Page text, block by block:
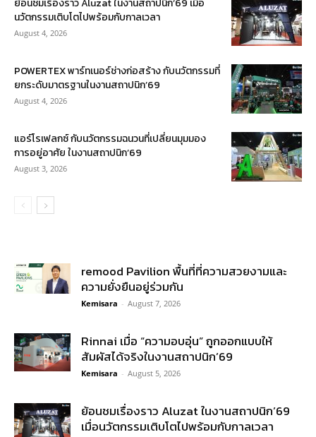
ย้อนชมเรื่องราว Aluzat ในงานสถาปนิก’69 เมื่อ
นวัตกรรมเติบโตไปพร้อมกับกาลเวลา
August 4, 2026
POWERTEX พาร์ทเนอร์ช่างก่อสร้าง กับนวัตกรรมที่
ยกระดับมาตรฐานในงานสถาปนิก’69
August 4, 2026
แอร์โรเฟลกซ์ กับนวัตกรรมฉนวนที่เปลี่ยนมุมมอง
การอยู่อาศัย ในงานสถาปนิก’69
August 3, 2026
remood Pavilion พื้นที่ที่ความสวยงามและ
ความยั่งยืนอยู่ร่วมกัน
Kemisara - August 7, 2026
Rinnai เมื่อ “ความอบอุ่น” ถูกออกแบบให้
สัมผัสได้จริงในงานสถาปนิก’69
Kemisara - August 5, 2026
ย้อนชมเรื่องราว Aluzat ในงานสถาปนิก’69
เมื่อนวัตกรรมเติบโตไปพร้อมกับกาลเวลา